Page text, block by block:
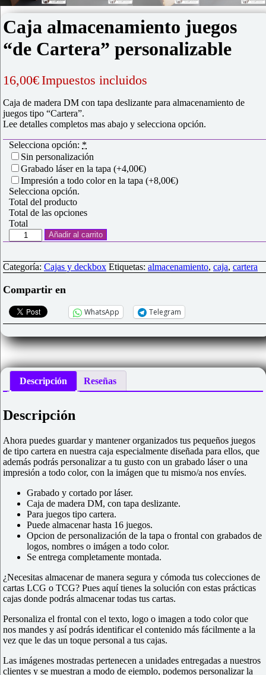
Caja almacenamiento juegos
“de Cartera” personalizable
16,00€Impuestos incluidos
Caja de madera DM con tapa deslizante para almacenamiento de
juegos tipo “Cartera”.
Lee detalles completos mas abajo y selecciona opción.
Selecciona opción: *
Sin personalización
Grabado láser en la tapa (+4,00€)
Impresión a todo color en la tapa (+8,00€)
Selecciona opción.
Total del producto
Total de las opciones
Total
Caja
almacenamiento
"de
Cartera"
personalizable
cantidad
Añadir al carrito
Categoría: Cajas y deckbox Etiquetas: almacenamiento, caja, cartera
Compartir en
WhatsApp Telegram
Descripción Reseñas
Descripción
Ahora puedes guardar y mantener organizados tus pequeños juegos
de tipo cartera en nuestra caja especialmente diseñada para ellos, que
además podrás personalizar a tu gusto con un grabado láser o una
impresión a todo color, con la imágen que tu mismo/a nos envíes.
Grabado y cortado por láser.
Caja de madera DM, con tapa deslizante.
Para juegos tipo cartera.
Puede almacenar hasta 16 juegos.
Opcion de personalización de la tapa o frontal con grabados de
logos, nombres o imágen a todo color.
Se entrega completamente montada.
¿Necesitas almacenar de manera segura y cómoda tus colecciones de
cartas LCG o TCG? Pues aquí tienes la solución con estas prácticas
cajas donde podrás almacenar todas tus cartas.
Personaliza el frontal con el texto, logo o imagen a todo color que
nos mandes y así podrás identificar el contenido más fácilmente a la
vez que le das un toque personal a tus cajas.
Las imágenes mostradas pertenecen a unidades entregadas a nuestros
clientes y se muestran a modo de ejemplo, podemos personalizar la